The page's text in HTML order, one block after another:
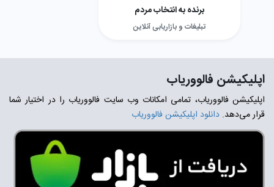
برنده به انتخاب مردم
تبلیغات و بازاریابی آنلاین
اپلیکیشن فالووریاب
اپلیکیشن فالووریاب، تمامی امکانات وب سایت فالووریاب را در اختیار شما
قرار می‌دهد. دانلود اپلیکیشن فالووریاب